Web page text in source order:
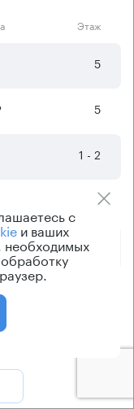
Этаж
5
5
1 - 2
1 - 3
1 - 3
с
и ваших
необходимых